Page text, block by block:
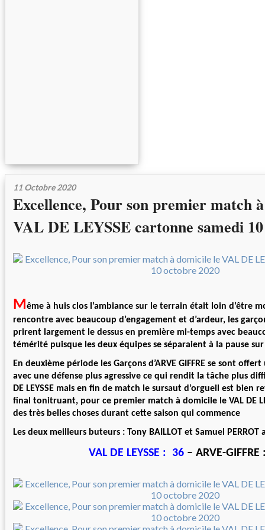
11 Octobre 2020
Excellence, Pour son premier match
VAL DE LEYSSE cartonne samedi
Même à huis clos l’ambiance sur le terrain était loin d’être
rencontre avec beaucoup d’engagement et d’ardeur, les
prirent largement le dessus en première mi-temps avec
témérité puisque les deux équipes se séparaient à la pause
En deuxième période les Garçons d’ARVE GIFFRE se sont
avec une défense plus agressive ce qui rendit la tâche plus
DE LEYSSE mais en fin de match le sursaut d’orgueil est bien
final tonitruant, pour ce premier match à domicile le VAL DE
des très belles choses durant cette saison qui commence
Les deux meilleurs buteurs : Tony BAILLOT et Samuel PERROT
VAL DE LEYSSE : 36 – ARVE-GIFFRE